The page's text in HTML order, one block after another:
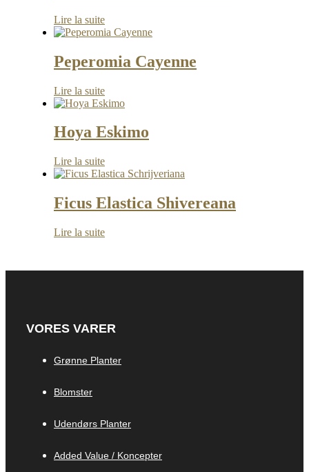
Lire la suite
Peperomia Cayenne
Lire la suite
Hoya Eskimo
Lire la suite
Ficus Elastica Shivereana
Lire la suite
VORES VARER
Grønne Planter
Blomster
Udendørs Planter
Added Value / Koncepter